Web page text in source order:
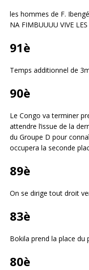
les hommes de F.
NA FIMBUUUU VIVE
91è
Temps additionnel de
90è
Le Congo va terminer
attendre l’issue de la
du Groupe D pour
occupera la seconde
89è
On se dirige tout droit
83è
Bokila prend la place du
80è